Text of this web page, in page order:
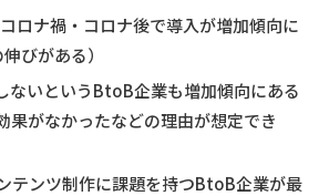
ロナ禍・コロナ後で導入が増加傾向に
びがある）
ないというBtoB企業も増加傾向にある
果がなかったなどの理由が想定でき
テンツ制作に課題を持つBtoB企業が最